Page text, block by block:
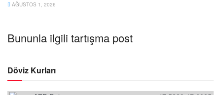
AĞUSTOS 1, 2026
Bununla ilgili tartışma post
Döviz Kurları